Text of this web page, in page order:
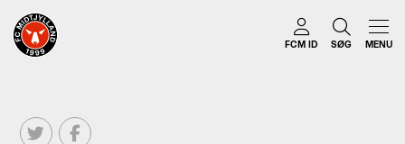
FCM ID SØG MENU